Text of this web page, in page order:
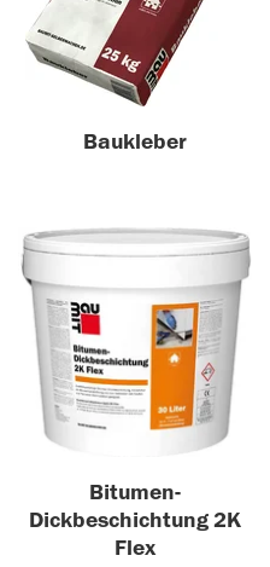
Baukleber
Bitumen-
Dickbeschichtung 2K
Flex